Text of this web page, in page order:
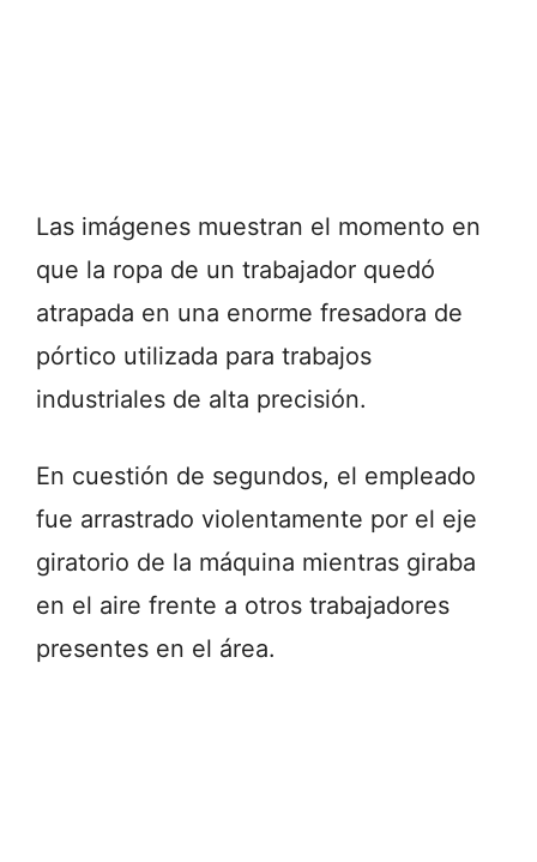
Las imágenes muestran el momento en
que la ropa de un trabajador quedó
atrapada en una enorme fresadora de
pórtico utilizada para trabajos
industriales de alta precisión.
En cuestión de segundos, el empleado
fue arrastrado violentamente por el eje
giratorio de la máquina mientras giraba
en el aire frente a otros trabajadores
presentes en el área.